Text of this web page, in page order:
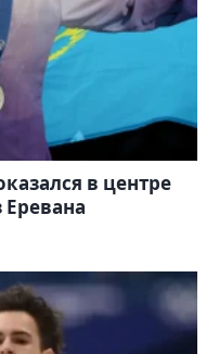
в центре